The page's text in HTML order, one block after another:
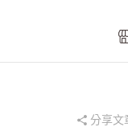
分享文